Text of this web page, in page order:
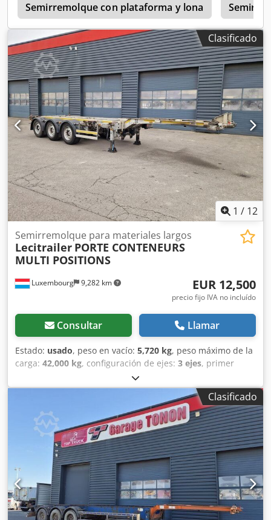
Semirremolque con plataforma y lona
Clasificado
1 / 12
Luxembourg 9,282 km
Semirremolque para materiales largos
Lecitrailer PORTE CONTENEURS
MULTI POSITIONS
EUR 12,500
precio fijo IVA no incluído
Consultar Llamar
Estado: usado, peso en vacío: 5,720 kg, peso máximo de la
carga: 42,000 kg, configuración de ejes: 3 ejes, primer
, amortiguación:
neumático:30 %, capacidad de carga:36,280 kg, •
Multiposición 20’, 30’, 40’, 45’ • Extensible delantero y
trasero • Desbloqueo neumático • Extensión trasera
neumática • Caja de almacenamiento • Frenos de disco •
Primer eje elevable • Tercer eje autodireccional Dsdpfox E
Sgtjx Ab Ujck
Clasificado